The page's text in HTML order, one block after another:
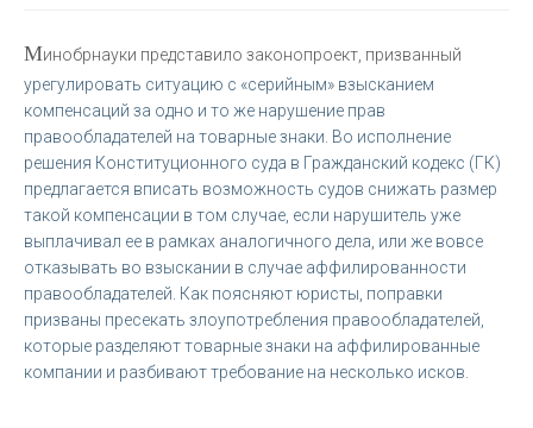
Минобрнауки представило законопроект, призванный
урегулировать ситуацию с «серийным» взысканием
компенсаций за одно и то же нарушение прав
правообладателей на товарные знаки. Во исполнение
решения Конституционного суда в Гражданский кодекс (ГК)
предлагается вписать возможность судов снижать размер
такой компенсации в том случае, если нарушитель уже
выплачивал ее в рамках аналогичного дела, или же вовсе
отказывать во взыскании в случае аффилированности
правообладателей. Как поясняют юристы, поправки
призваны пресекать злоупотребления правообладателей,
которые разделяют товарные знаки на аффилированные
компании и разбивают требование на несколько исков.